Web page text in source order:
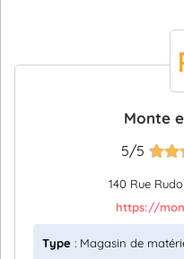
Monte
5/5
140 Rue
https://
Type : Magasin de